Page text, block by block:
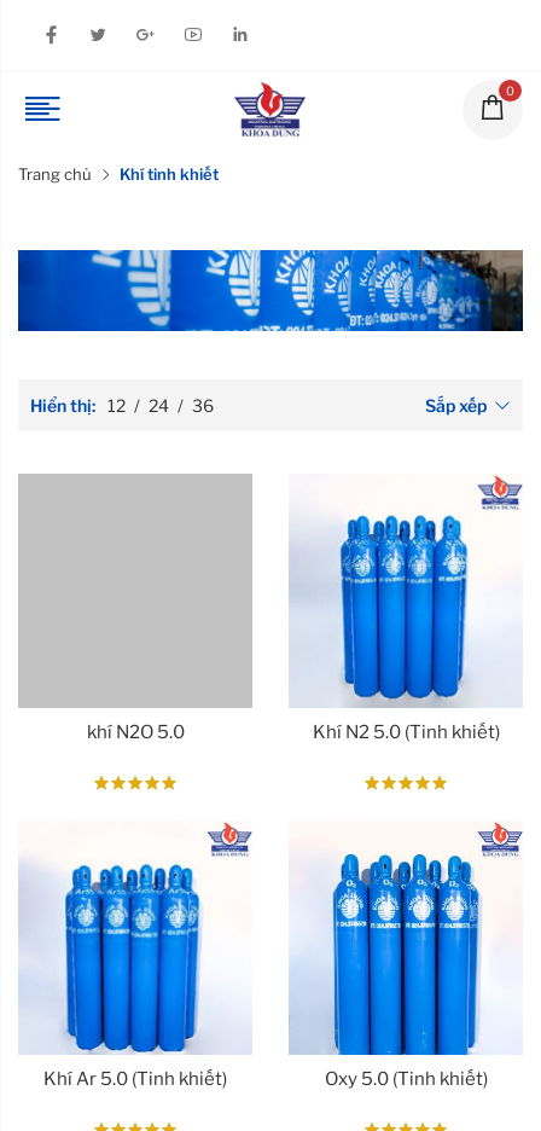
0
Trang chủ Khí tinh khiết
Hiển thị: 12 / 24 / 36 Sắp xếp
khí N2O 5.0 Khí N2 5.0 (Tinh khiết)
Khí Ar 5.0 (Tinh khiết) Oxy 5.0 (Tinh khiết)